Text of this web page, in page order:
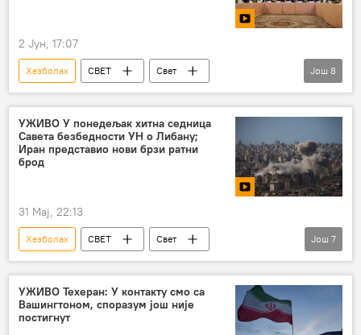
2 Јун, 17:07
Хезболах СВЕТ
Свет
Свет – политика
САД
Иран
Сукоб на Блиском истоку
Либан
Доналд Трамп
Бенјамин Нетанијаху
Још 8
УЖИВО У понедељак хитна седница
Савета безбедности УН о Либану;
Иран представио нови брзи ратни
брод
31 Мај, 22:13
Хезболах СВЕТ
Свет
Свет – политика
Иран
САД
Израел
Доналд Трамп
Бенјамин Нетанијаху
Либан
Још 7
УЖИВО Техеран: У контакту смо са
Вашингтоном, споразум још није
постигнут